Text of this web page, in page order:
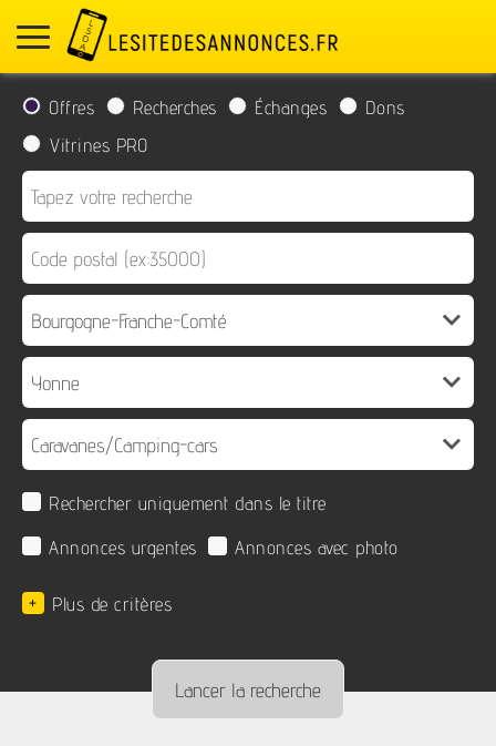
Offres Recherches Échanges
Dons
Vitrines PRO
Rechercher uniquement dans le titre
Annonces urgentes
Annonces avec photo
+ Plus de critères